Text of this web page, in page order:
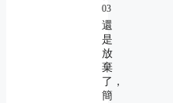
03
還
是
放
棄
了，
簡